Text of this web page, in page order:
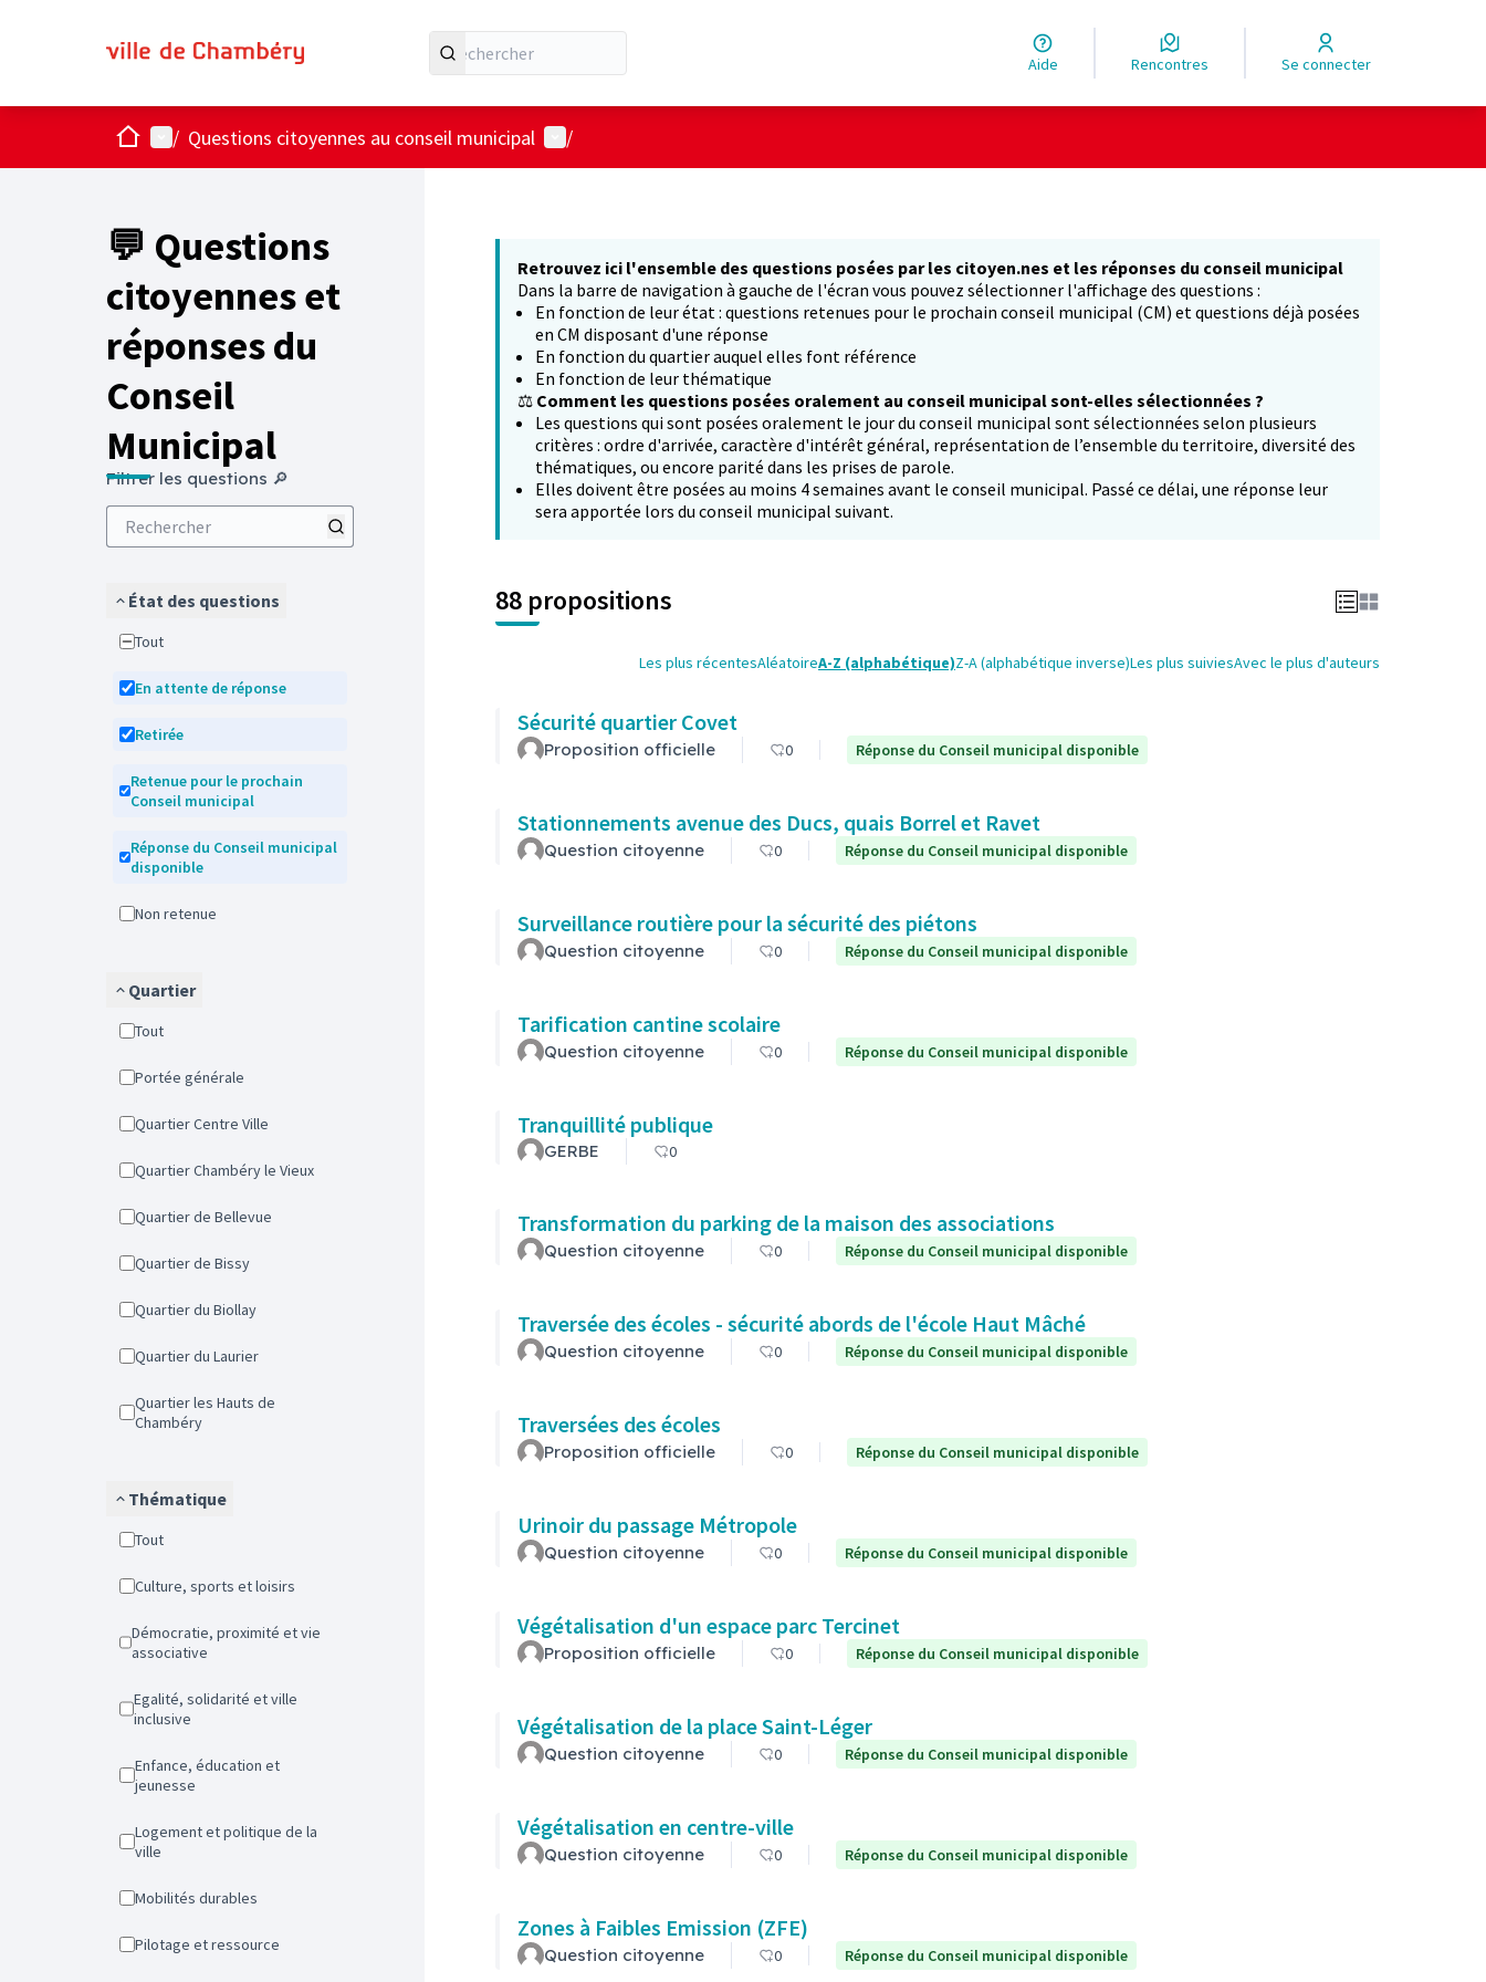
Aide Rencontres Se connecter
AccueilMenu principal
/ Questions citoyennes au conseil municipal Menu utilisateur
/
💬 Questions
citoyennes et
réponses du
Conseil
Municipal
Filtrer les questions 🔎
État des questions
Tout
En attente de réponse
Retirée
Retenue pour le prochain
Conseil municipal
Réponse du Conseil municipal
disponible
Non retenue
Quartier
Tout
Portée générale
Quartier Centre Ville
Quartier Chambéry le Vieux
Quartier de Bellevue
Quartier de Bissy
Quartier du Biollay
Quartier du Laurier
Quartier les Hauts de
Chambéry
Thématique
Tout
Culture, sports et loisirs
Démocratie, proximité et vie
associative
Egalité, solidarité et ville
inclusive
Enfance, éducation et
jeunesse
Logement et politique de la
ville
Mobilités durables
Pilotage et ressource
Retrouvez ici l'ensemble des questions posées par les citoyen.nes et les réponses du conseil municipal
Dans la barre de navigation à gauche de l'écran vous pouvez sélectionner l'affichage des questions :
En fonction de leur état : questions retenues pour le prochain conseil municipal (CM) et questions déjà posées
en CM disposant d'une réponse
En fonction du quartier auquel elles font référence
En fonction de leur thématique
⚖️ Comment les questions posées oralement au conseil municipal sont-elles sélectionnées ?
Les questions qui sont posées oralement le jour du conseil municipal sont sélectionnées selon plusieurs
critères : ordre d'arrivée, caractère d'intérêt général, représentation de l’ensemble du territoire, diversité des
thématiques, ou encore parité dans les prises de parole.
Elles doivent être posées au moins 4 semaines avant le conseil municipal. Passé ce délai, une réponse leur
sera apportée lors du conseil municipal suivant.
88 propositions
Les plus récentesAléatoireA-Z (alphabétique)Z-A (alphabétique inverse)Les plus suiviesAvec le plus d'auteurs
Sécurité quartier Covet
Proposition officielle 0 Réponse du Conseil municipal disponible
Stationnements avenue des Ducs, quais Borrel et Ravet
Question citoyenne 0 Réponse du Conseil municipal disponible
Surveillance routière pour la sécurité des piétons
Question citoyenne 0 Réponse du Conseil municipal disponible
Tarification cantine scolaire
Question citoyenne 0 Réponse du Conseil municipal disponible
Tranquillité publique
GERBE 0
Transformation du parking de la maison des associations
Question citoyenne 0 Réponse du Conseil municipal disponible
Traversée des écoles - sécurité abords de l'école Haut Mâché
Question citoyenne 0 Réponse du Conseil municipal disponible
Traversées des écoles
Proposition officielle 0 Réponse du Conseil municipal disponible
Urinoir du passage Métropole
Question citoyenne 0 Réponse du Conseil municipal disponible
Végétalisation d'un espace parc Tercinet
Proposition officielle 0 Réponse du Conseil municipal disponible
Végétalisation de la place Saint-Léger
Question citoyenne 0 Réponse du Conseil municipal disponible
Végétalisation en centre-ville
Question citoyenne 0 Réponse du Conseil municipal disponible
Zones à Faibles Emission (ZFE)
Question citoyenne 0 Réponse du Conseil municipal disponible